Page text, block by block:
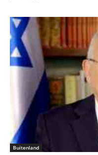
Buitenland